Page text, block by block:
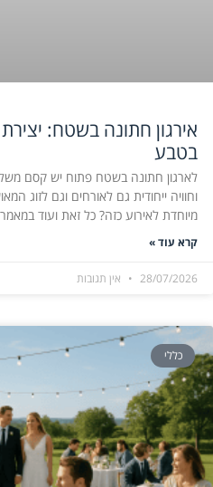
אירגון חתונה בשטח:
בטבע
לארגון חתונה בשטח פתוח יש קסם
וחוויה ייחודית גם לאורחים וגם לזוג
מיוחדת לאירוע כזה? כל זאת ועוד
קרא עוד »
28/07/2026 אין תגובות
כללי